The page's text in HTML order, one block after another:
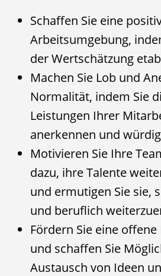
Schaffen Sie eine
Arbeitsumgebung,
der Wertschätzung
Machen Sie Lob und
Normalität, indem Sie
Leistungen Ihrer
anerkennen und
Motivieren Sie Ihre
dazu, ihre Talente
und ermutigen Sie sie,
und beruflich
Fördern Sie eine
und schaffen Sie
Austausch von Ideen